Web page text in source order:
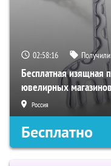
02:58:15
Бесплатная изящная
ювелирных
Россия
Бесплатно